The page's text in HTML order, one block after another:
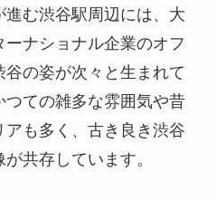
む渋谷駅周辺には、大
ナショナル企業のオフ
谷の姿が次々と生まれて
ての雑多な雰囲気や昔
も多く、古き良き渋谷
共存しています。